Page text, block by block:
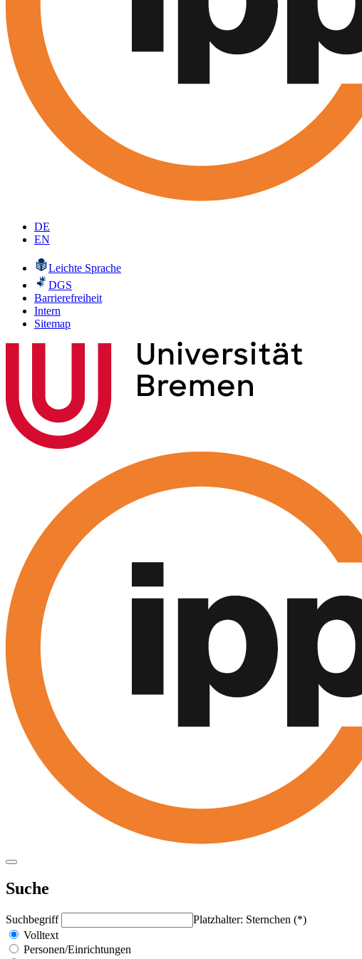
DE
EN
Leichte Sprache
DGS
Barrierefreiheit
Intern
Sitemap
Suche
Suchbegriff
Platzhalter: Sternchen (*)
Volltext
Personen/Einrichtungen